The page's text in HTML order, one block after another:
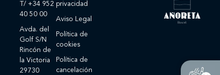
T/ +34 952
40 50 00
Avda. del
Golf S/N
Rincón de
la Victoria
29730
privacidad
Aviso Legal
Política de
cookies
Política de
cancelación